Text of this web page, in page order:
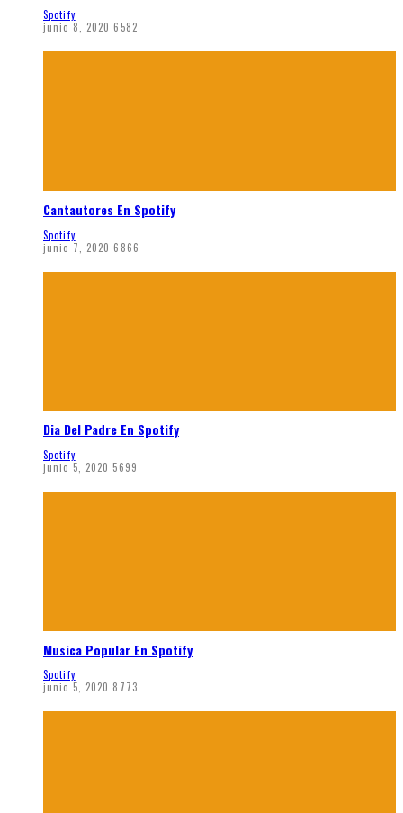
Spotify
junio 8, 2020 6582
Cantautores En Spotify
Spotify
junio 7, 2020 6866
Dia Del Padre En Spotify
Spotify
junio 5, 2020 5699
Musica Popular En Spotify
Spotify
junio 5, 2020 8773